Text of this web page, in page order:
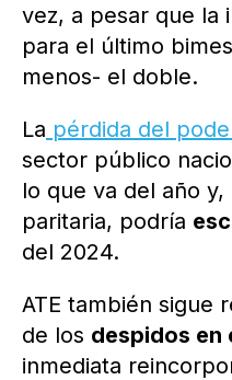
vez, a pesar que la
para el último
menos- el doble.
La pérdida del
sector público
lo que va del año
paritaria, podría
del 2024.
ATE también sigue
de los despidos en
inmediata